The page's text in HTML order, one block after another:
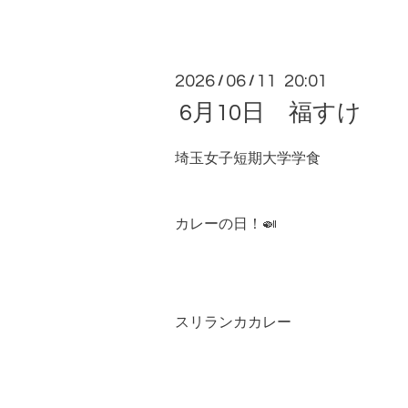
2026 / 06 / 11 20:01
6月10日 福すけ
埼玉女子短期大学学食
カレーの日！🍛
スリランカカレー